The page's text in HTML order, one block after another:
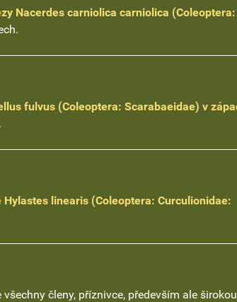
Nacerdes carniolica carniolica (Coleoptera:
fulvus (Coleoptera: Scarabaeidae) v
Hylastes linearis (Coleoptera: Curculionidae:
členy, příznivce, především ale širokou